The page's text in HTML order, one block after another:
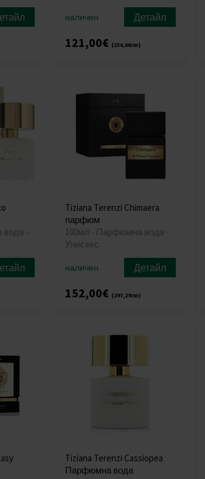
наличен Детайл
121,00€ (236,66лв)
-
Tiziana Terenzi Chimaera
парфюм
100мл - Парфюмна вода -
Унисекс
наличен Детайл
152,00€ (297,29лв)
Tiziana Terenzi Cassiopea
Парфюмна вода